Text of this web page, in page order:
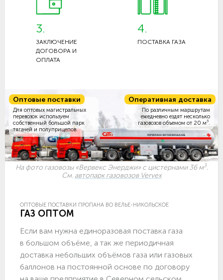
3.
ЗАКЛЮЧЕНИЕ
ДОГОВОРА И
ОПЛАТА
4.
ПОСТАВКА ГАЗА
Оптовые поставки
Для оптовых магистральных
перевозок используем
собственный большой парк
тягачей и полуприцепов.
Оперативная доставка
По различным маршрутам
ежедневно ездят несколько
газовозов объемом от 20 м3
На фото газовозы «Вервекс Энерджи» с цистернами 36 м3.
См. автопарк газовозов Vervex
ОПТОВЫЕ ПОСТАВКИ ПРОПАНА ВО ВЕЛЬЕ-НИКОЛЬСКОЕ
ГАЗ ОПТОМ
Если вам нужна единоразовая поставка газа
в большом объёме, а так же периодичная
доставка небольших объёмов газа или газовых
баллонов на постоянной основе по договору